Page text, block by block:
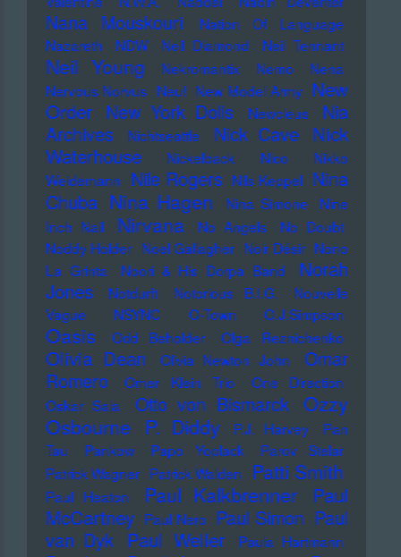
Nana Mouskouri
Nation Of Language
Nazareth
NDW Neil Diamond Neil Tennant
Neil Young Nekromantix Nemo
Nena
Nervous Norvus Neu! New Model Army New
Order New York Dolls Newcleus
Nia
Archives
Nichtseattle Nick Cave
Nick
Waterhouse
Nickelback Nico
Nikko
Weidemann Nile Rogers Nils Keppel Nina
Chuba Nina Hagen Nina Simone
Nine
Inch Nail
Nirvana No Angels
No Doubt
Noddy Holder Noel Gallagher Noir Désir Nono
La Grinta
Noori & His Dorpa Band
Norah
Jones
Notdurft Notorious B.I.G.
Nouvelle
Vague
NSYNC O-Town O.J.Simpson
Oasis Odd Beholder Olga Reznichenko
Olivia Dean Olivia Newton John
Omar
Romero
Omer Klein Trio
One Direction
Oskar Sala
Otto von Bismarck Ozzy
Osbourne
P. Diddy P.J. Harvey
Pan
Tau
Pankow Papo Yoplack
Parov Stelar
Patrick Wagner Patrick Walden Patti Smith
Paul Heaton Paul Kalkbrenner
Paul
McCartney Paul Nero Paul Simon Paul
van Dyk Paul Weller Paula Hartmann